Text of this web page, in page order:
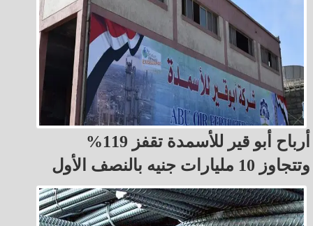
أرباح أبو قير للأسمدة تقفز 119%
وتتجاوز 10 مليارات جنيه بالنصف الأول